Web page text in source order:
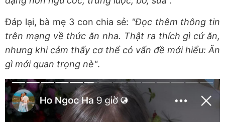
Đáp lại, bà mẹ 3 con chia sẻ: "Đọc thêm thông tin
trên mạng về thức ăn nha. Thật ra thích gì cứ ăn,
nhưng khi cảm thấy cơ thể có vấn đề mới hiểu: Ăn
gì mới quan trọng nè".